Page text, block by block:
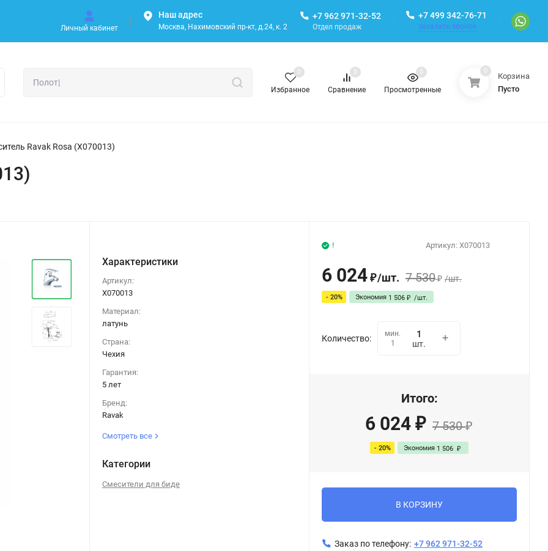
Личный кабинет
Наш адрес
Москва, Нахимовский пр-кт, д.24, к. 2
+7 962 971-32-52
Отдел продаж
+7 499 342-76-71
заказать звонок
Избранное
0
Сравнение
0
Просмотренные
0 0
Корзина
Пусто
Ravak Rosa (X070013)
Характеристики
Артикул:
X070013
Материал:
латунь
Страна:
Чехия
Гарантия:
5 лет
Бренд:
Ravak
Смотреть все
Категории
Смесители для биде
Артикул: X070013
!
6 024 ₽/шт. 7 530 ₽ /шт.
- 20% Экономия 1 506 ₽ /шт.
Количество:
мин.
1
шт.
Итого:
6 024 ₽ 7 530 ₽
- 20% Экономия 1 506 ₽
В КОРЗИНУ
Заказ по телефону: +7 962 971-32-52